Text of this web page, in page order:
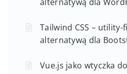
Tailwind CSS –
alternatywą dla
Vue.js jako wtyczka